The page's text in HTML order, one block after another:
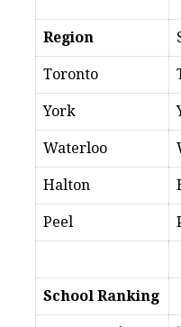
Region
Toronto
York
Waterloo
Halton
Peel
School Ranking